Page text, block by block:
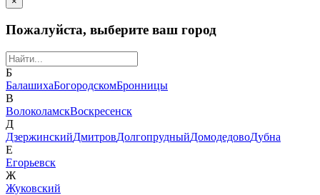
Пожалуйста, выберите ваш город
Б
БалашихаБогородскомБронницы
В
ВолоколамскВоскресенск
Д
ДзержинскийДмитровДолгопрудныйДомодедовоДубна
Е
Егорьевск
Ж
Жуковский